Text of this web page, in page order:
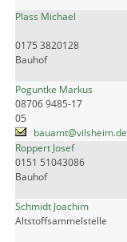
Plass Michael
0175 3820128
Bauhof
Poguntke Markus
08706 9485-17
05
bauamt@vilsheim.de
Roppert Josef
0151 51043086
Bauhof
Schmidt Joachim
Altstoffsammelstelle